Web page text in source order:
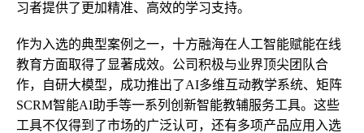
习者提供了更加精准、高效的学习支持。
作为入选的典型案例之一，十方融海在人工智能赋能在线
教育方面取得了显著成效。公司积极与业界顶尖团队合
作，自研大模型，成功推出了AI多维互动教学系统、矩阵
SCRM智能AI助手等一系列创新智能教辅服务工具。这些
工具不仅得到了市场的广泛认可，还有多项产品应用入选